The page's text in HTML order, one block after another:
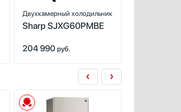
Двухкамерный холодильник
Sharp SJXG60PMBE
204 990 руб.